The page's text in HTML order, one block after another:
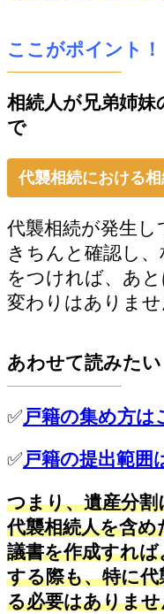
ここがポイント！
相続人が兄弟姉妹
で
代襲相続における
代襲相続が発生し
きちんと確認し
をつければ、あ
変わりはありませ
あわせて読みたい
✅ 戸籍の集め方は
✅ 戸籍の提出範囲
つまり、遺産分
代襲相続人を含め
議書を作成すれ
する際も、特に
る必要はありま